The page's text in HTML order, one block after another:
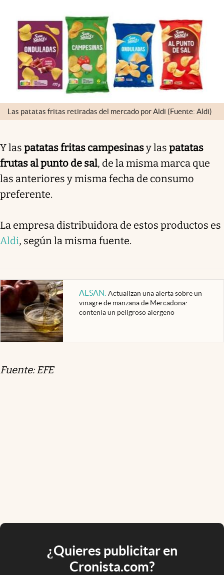
Las patatas fritas retiradas del mercado por Aldi (Fuente: Aldi)
Y las patatas fritas campesinasy las patatas
frutas al punto de sal, de la misma marca que
las anteriores y misma fecha de consumo
preferente.
La empresa distribuidora de estos productos es
Aldi, según la misma fuente.
AESAN Actualizan una alerta sobre un
vinagre de manzana de Mercadona:
contenía un peligroso alergeno
Fuente: EFE
¿Quieres publicitar en
Cronista.com?